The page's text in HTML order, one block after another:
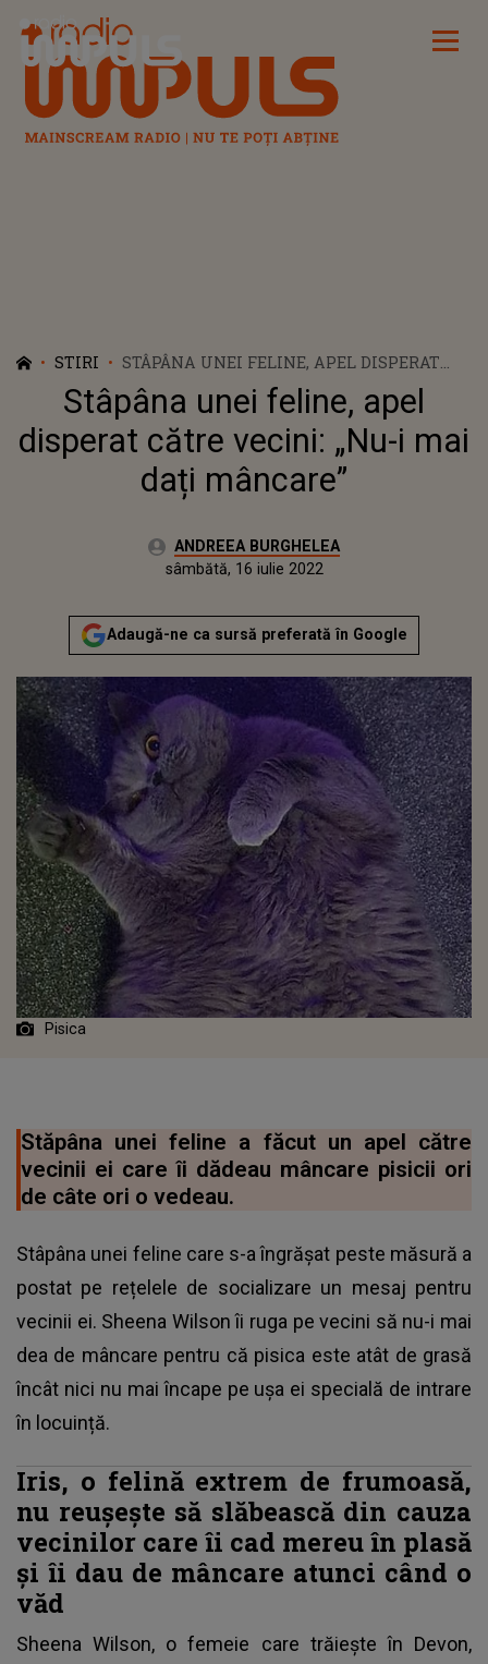
Radio Impuls
STIRI
STÂPÂNA UNEI FELINE, APEL DISPERAT
CĂTRE VECINI: „NU-I MAI DAȚI MÂNCARE”
Stâpâna unei feline, apel
disperat către vecini: „Nu-i mai
dați mâncare”
Autor:ANDREEA BURGHELEA
marți, 17 noiembrie 2020Actualizat:
sâmbătă, 16 iulie 2022
Adaugă-ne ca sursă preferată în Google
Pisica
Stăpâna unei feline a făcut un apel către
vecinii ei care îi dădeau mâncare pisicii ori
de câte ori o vedeau.
Stâpâna unei feline care s-a îngrășat peste măsură a
postat pe rețelele de socializare un mesaj pentru
vecinii ei. Sheena Wilson îi ruga pe vecini să nu-i mai
dea de mâncare pentru că pisica este atât de grasă
încât nici nu mai încape pe ușa ei specială de intrare
în locuință.
Iris, o felină extrem de frumoasă,
nu reușește să slăbească din cauza
vecinilor care îi cad mereu în plasă
și îi dau de mâncare atunci când o
văd
Sheena Wilson, o femeie care trăiește în Devon,